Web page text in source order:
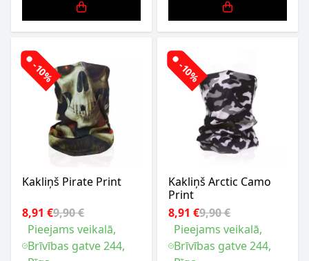
-10%
Kakliņš Pirate Print
8,91 €9,90 €
Pieejams veikalā,
Brīvības gatve 244,
-10%
Kakliņš Arctic Camo
Print
8,91 €9,90 €
Pieejams veikalā,
Brīvības gatve 244,